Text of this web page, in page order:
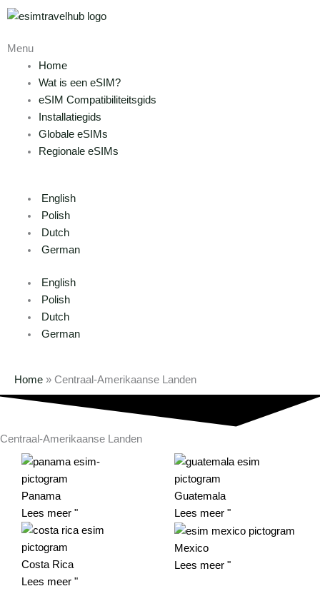
Overslaan
inhoud
Hoofdmenu
Menu
Home
Wat is een eSIM?
eSIM Compatibiliteitsgids
Installatiegids
Globale eSIMs
Regionale eSIMs
English
Polish
Dutch
German
English
Polish
Dutch
German
Home » Centraal-Amerikaanse Landen
Centraal-Amerikaanse Landen
Panama
Lees meer "
Guatemala
Lees meer "
Costa Rica
Lees meer "
Mexico
Lees meer "